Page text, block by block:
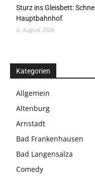
Sturz ins Gleisbett:
Hauptbahnhof
6. August 2026
Kategorien
Allgemein
Altenburg
Arnstadt
Bad Frankenhausen
Bad Langensalza
Comedy